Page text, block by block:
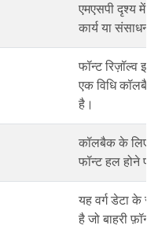
एमएसपी दृश्य में
कार्य या संसाधनों
फॉन्ट रिज़ॉल्व
एक विधि कॉलबैक
है।
कॉलबैक के लिए
फॉन्ट हल होने
यह वर्ग डेटा के
है जो बाहरी